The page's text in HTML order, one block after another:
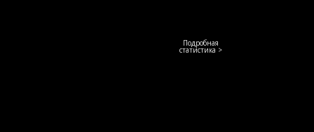
Подробная
статистика >